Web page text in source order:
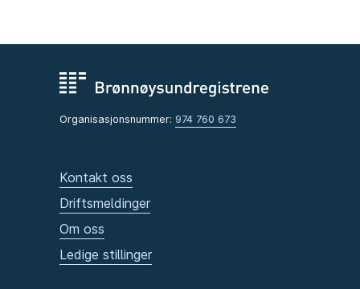
Organisasjonsnummer: 974 760 673
Kontakt oss
Driftsmeldinger
Om oss
Ledige stillinger